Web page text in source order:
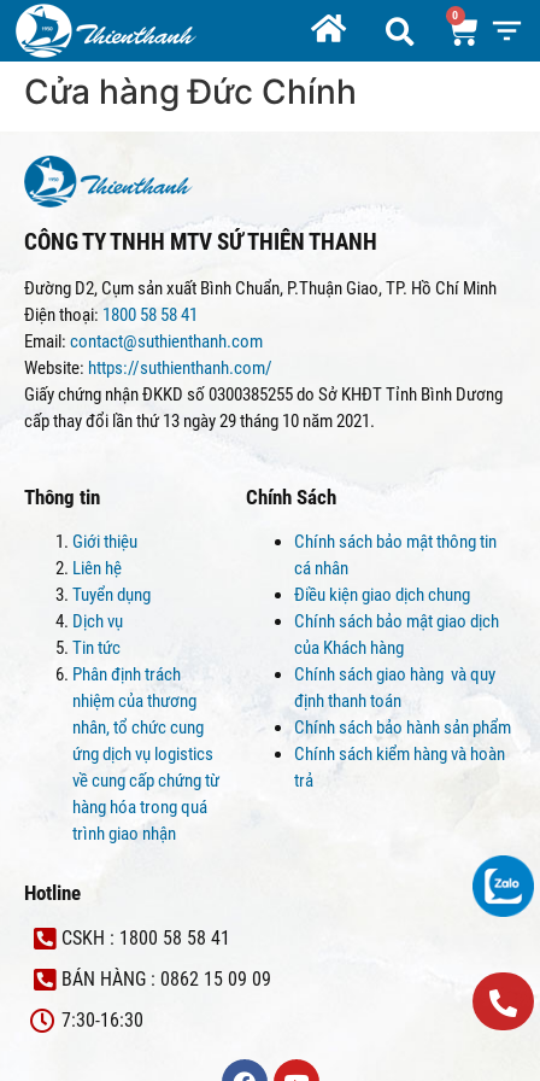
Cửa hàng Đức Chính
CÔNG TY TNHH MTV SỨ THIÊN THANH
Đường D2, Cụm sản xuất Bình Chuẩn, P.Thuận Giao, TP. Hồ Chí Minh
Điện thoại: 1800 58 58 41
Email: contact@suthienthanh.com
Website: https://suthienthanh.com/
Giấy chứng nhận ĐKKD số 0300385255 do Sở KHĐT Tỉnh Bình Dương
cấp thay đổi lần thứ 13 ngày 29 tháng 10 năm 2021.
Thông tin
Giới thiệu
Liên hệ
Tuyển dụng
Dịch vụ
Tin tức
Phân định trách
nhiệm của thương
nhân, tổ chức cung
ứng dịch vụ logistics
về cung cấp chứng từ
hàng hóa trong quá
trình giao nhận
Chính Sách
Chính sách bảo mật thông tin
cá nhân
Điều kiện giao dịch chung
Chính sách bảo mật giao dịch
của Khách hàng
Chính sách giao hàng và quy
định thanh toán
Chính sách bảo hành sản phẩm
Chính sách kiểm hàng và hoàn
trả
Hotline
CSKH : 1800 58 58 41
BÁN HÀNG : 0862 15 09 09
7:30-16:30